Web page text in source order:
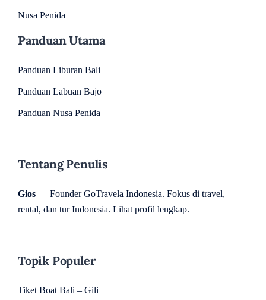
Nusa Penida
Panduan Utama
Panduan Liburan Bali
Panduan Labuan Bajo
Panduan Nusa Penida
Tentang Penulis
Gios — Founder GoTravela Indonesia. Fokus di travel,
rental, dan tur Indonesia. Lihat profil lengkap.
Topik Populer
Tiket Boat Bali – Gili